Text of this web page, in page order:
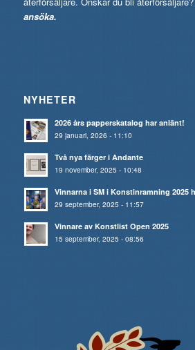
ansöka.
NYHETER
2026 års papperskatalog har anlänt!
29 januari, 2026 - 11:10
Två nya färger i Andante
19 november, 2025 - 10:48
Vinnarna i SM i Konstinramning 2025
29 september, 2025 - 11:57
Vinnare av Konstlist Open 2025
15 september, 2025 - 08:56